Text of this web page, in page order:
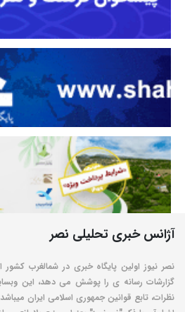
آژانس خبری تحلیلی نصر
نصر نیوز اولین پایگاه خبری در شمالغرب
گزارشات رسانه ی را پوشش می دهد، این
نظرات، تابع قوانین جمهوری اسلامی ایران